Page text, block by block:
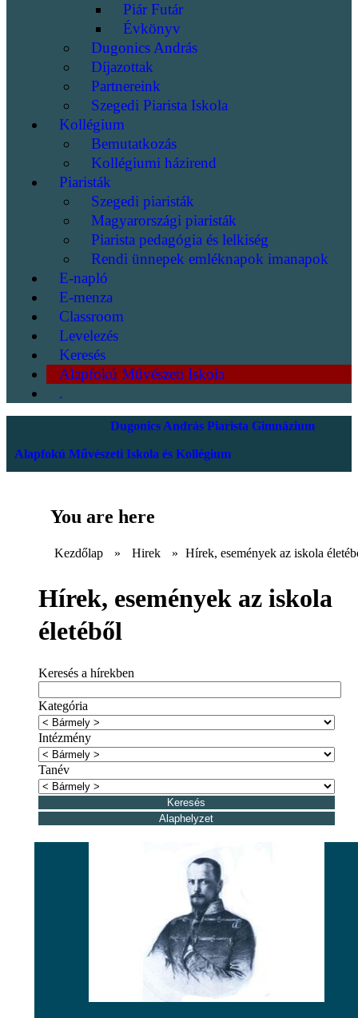
Piár Futár
Évkönyv
Dugonics András
Díjazottak
Partnereink
Szegedi Piarista Iskola
Kollégium
Bemutatkozás
Kollégiumi házirend
Piaristák
Szegedi piaristák
Magyarországi piaristák
Piarista pedagógia és lelkiség
Rendi ünnepek emléknapok imanapok
E-napló
E-menza
Classroom
Levelezés
Keresés
Alapfokú Művészeti Iskola
.
Dugonics András Piarista Gimnázium
Alapfokú Művészeti Iskola és Kollégium
You are here
Kezdőlap » Hirek » Hírek, események az iskola
Hírek, események az iskola
életéből
Keresés a hírekben
Kategória
Intézmény
Tanév